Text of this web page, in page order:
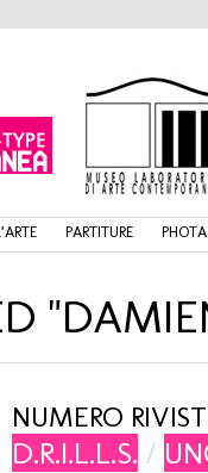
PARTITURE
NUMERO
D.R.I.L.L.S. /